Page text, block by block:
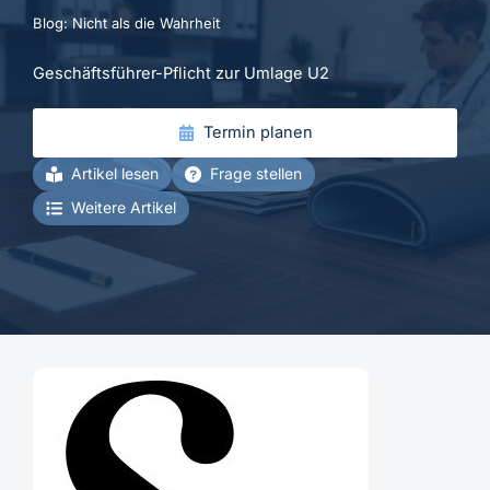
Blog: Nicht als die Wahrheit
Geschäftsführer-Pflicht zur Umlage U2
Termin planen
Artikel lesen
Frage stellen
Weitere Artikel